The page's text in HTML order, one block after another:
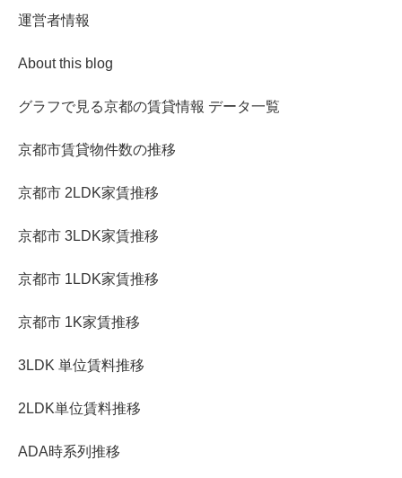
運営者情報
About this blog
グラフで見る京都の賃貸情報 データ一覧
京都市賃貸物件数の推移
京都市 2LDK家賃推移
京都市 3LDK家賃推移
京都市 1LDK家賃推移
京都市 1K家賃推移
3LDK 単位賃料推移
2LDK単位賃料推移
ADA時系列推移